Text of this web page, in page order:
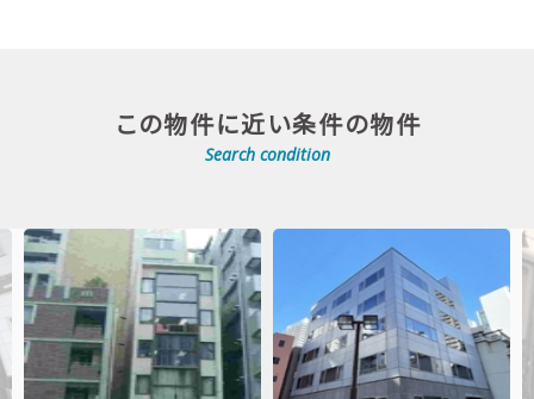
この物件に近い条件の物件
Search condition